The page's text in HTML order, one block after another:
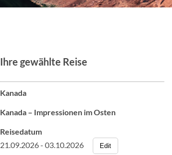
Ihre gewählte Reise
Kanada
Kanada – Impressionen im Osten
Reisedatum
21.09.2026 - 03.10.2026
Edit